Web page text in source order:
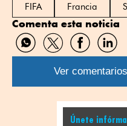
FIFA
Francia
Comenta esta noticia
Compartir
por
WhatsApp
Compartir
por
Twitter
Compartir
por
Facebook
por
Ver comentarios
Únete